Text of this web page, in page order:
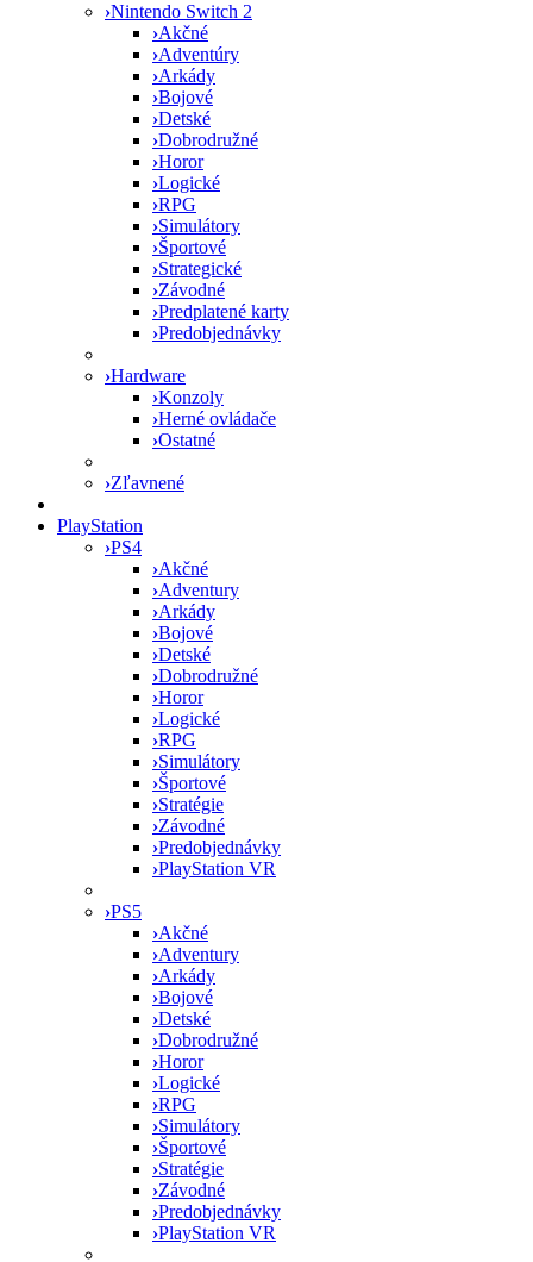
›Nintendo Switch 2
›Akčné
›Adventúry
›Arkády
›Bojové
›Detské
›Dobrodružné
›Horor
›Logické
›RPG
›Simulátory
›Športové
›Strategické
›Závodné
›Predplatené karty
›Predobjednávky
›Hardware
›Konzoly
›Herné ovládače
›Ostatné
›Zľavnené
PlayStation
›PS4
›Akčné
›Adventury
›Arkády
›Bojové
›Detské
›Dobrodružné
›Horor
›Logické
›RPG
›Simulátory
›Športové
›Stratégie
›Závodné
›Predobjednávky
›PlayStation VR
›PS5
›Akčné
›Adventury
›Arkády
›Bojové
›Detské
›Dobrodružné
›Horor
›Logické
›RPG
›Simulátory
›Športové
›Stratégie
›Závodné
›Predobjednávky
›PlayStation VR